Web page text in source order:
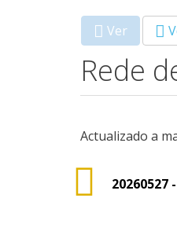
Primary
Ver (solapa
activa)
Rede
Actualizado a
20260527